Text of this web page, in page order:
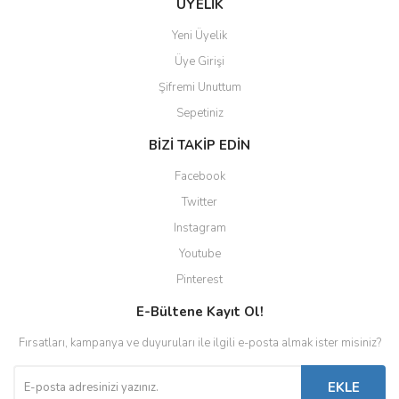
ÜYELİK
Yeni Üyelik
Üye Girişi
Şifremi Unuttum
Sepetiniz
BİZİ TAKİP EDİN
Facebook
Twitter
Instagram
Youtube
Pinterest
E-Bültene Kayıt Ol!
Fırsatları, kampanya ve duyuruları ile ilgili e-posta almak ister misiniz?
EKLE